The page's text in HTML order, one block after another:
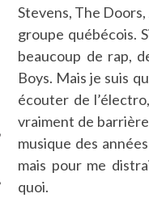
SUIVEZ-NOUS
Stevens, The
groupe québécois.
beaucoup de rap,
Boys. Mais je suis
écouter de
vraiment de
musique des
mais pour me
quoi.